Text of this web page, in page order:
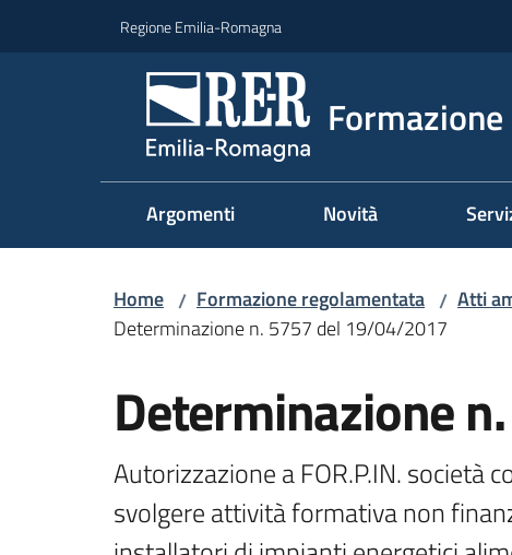
Regione Emilia-Romagna
Argomenti Novità
Home / Formazione regolamentata / Atti
Determinazione n. 5757 del 19/04/2017
Determinazione
Autorizzazione a FOR.P.IN. società
svolgere attività formativa non